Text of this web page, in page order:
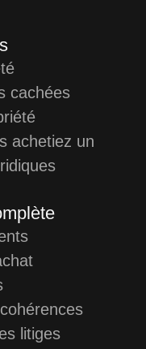
cachées
achetiez un
litiges